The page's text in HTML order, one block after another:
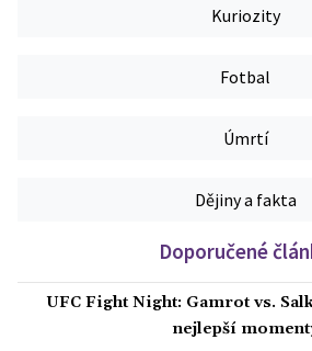
Kuriozity
Fotbal
Úmrtí
Dějiny a fakta
Doporučené
UFC Fight Night: Gamrot vs.
nejlepší